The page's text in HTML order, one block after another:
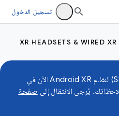
تسجيل الدخول
XR HEADSETS & WIRED XR
تتوفّر حزمة تطوير البرامج (SDK) لنظام Android XR الآن في
يُرجى الانتقال إلى صفحة